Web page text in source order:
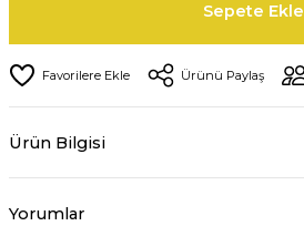
Sepete Ekle
Ürünü Paylaş
Ürün Bilgisi
Yorumlar